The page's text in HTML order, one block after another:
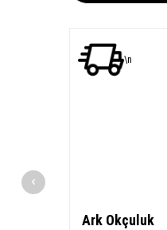
\n
Ark Okçuluk